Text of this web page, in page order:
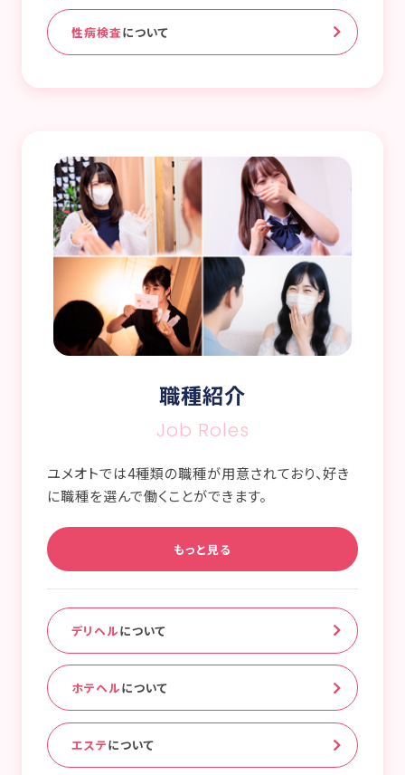
性病検査について
職種紹介
Job Roles
ユメオトでは4種類の職種が用意されており、好き
に職種を選んで働くことができます。
もっと見る
デリヘルについて
ホテヘルについて
エステについて